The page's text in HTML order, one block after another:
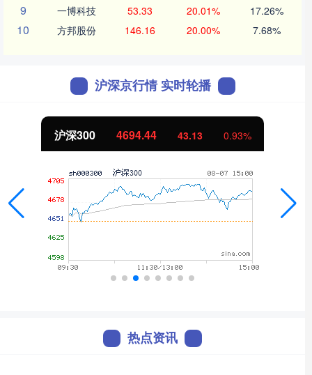
9 一博科技 53.33 20.01% 17.26%
10 方邦股份 146.16 20.00% 7.68%
沪深京行情 实时轮播
北证50 1134.24 11.37
热点资讯